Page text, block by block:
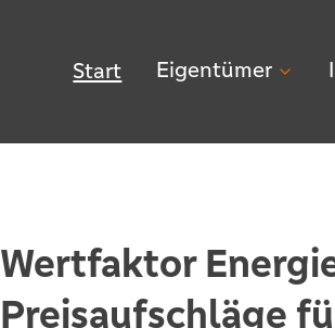
Start Eigentümer
Wertfaktor
Preisaufschläge